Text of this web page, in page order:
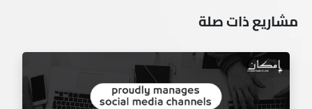
مشاريع ذات صلة